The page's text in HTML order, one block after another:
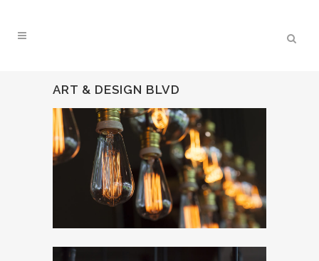
ART & DESIGN BLVD